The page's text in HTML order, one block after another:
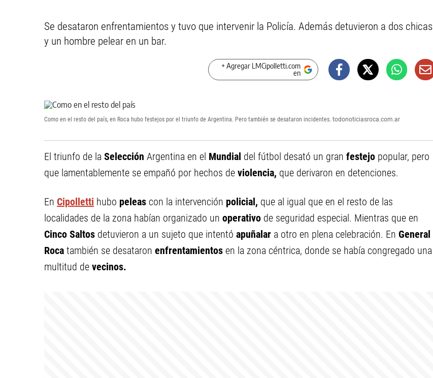
Se desataron enfrentamientos y tuvo que intervenir la Policía. Además detuvieron a dos chicas
y un hombre pelear en un bar.
+ Agregar LMCipolletti.com
en
Como en el resto del país, en Roca hubo festejos por el triunfo de Argentina. Pero también se desataron incidentes. todonoticiasroca.com.ar
El triunfo de la Selección Argentina en el Mundial del fútbol desató un gran festejo popular, pero
que lamentablemente se empañó por hechos de violencia, que derivaron en detenciones.
En Cipolletti hubo peleas con la intervención policial, que al igual que en el resto de las
localidades de la zona habían organizado un operativo de seguridad especial. Mientras que en
Cinco Saltos detuvieron a un sujeto que intentó apuñalar a otro en plena celebración. En General
Roca también se desataron enfrentamientos en la zona céntrica, donde se había congregado una
multitud de vecinos.